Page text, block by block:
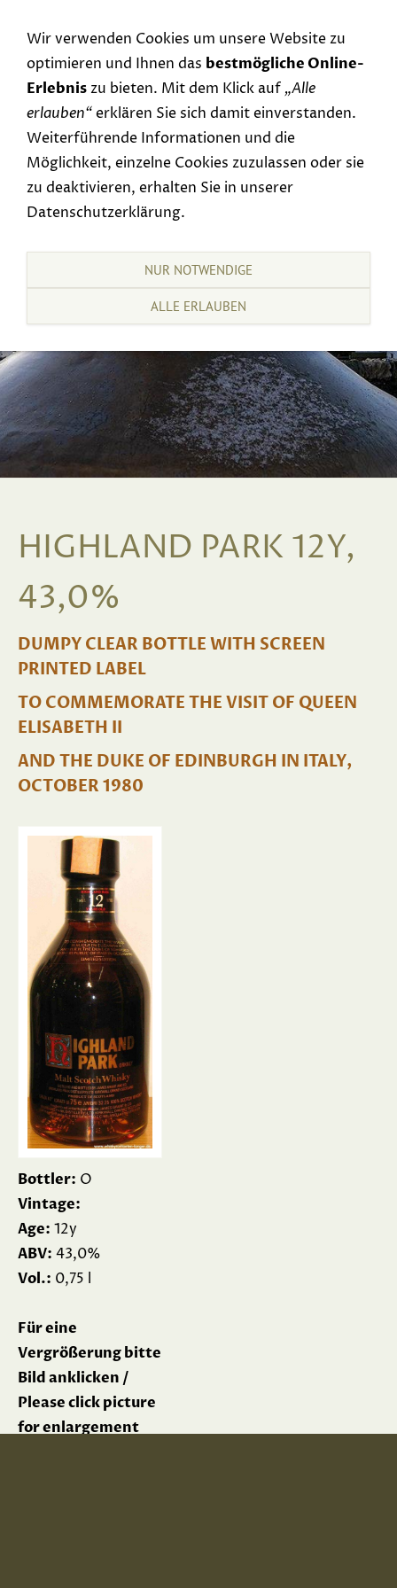
HIGHLAND PARK 12Y,
43,0%
DUMPY CLEAR BOTTLE WITH SCREEN
PRINTED LABEL
TO COMMEMORATE THE VISIT OF QUEEN
ELISABETH II
AND THE DUKE OF EDINBURGH IN ITALY,
OCTOBER 1980
Bottler: O
Vintage:
Age: 12y
ABV: 43,0%
Vol.: 0,75 l
Für eine
Vergrößerung bitte
Bild anklicken /
Please click picture
for enlargement
Wir verwenden Cookies um unsere Website zu
optimieren und Ihnen das bestmögliche Online-
Erlebniszu bieten. Mit dem Klick auf „Alle
erlauben“erklären Sie sich damit einverstanden.
Weiterführende Informationen und die
Möglichkeit, einzelne Cookies zuzulassen oder sie
zu deaktivieren, erhalten Sie in unserer
Datenschutzerklärung.
NUR NOTWENDIGE
ALLE ERLAUBEN